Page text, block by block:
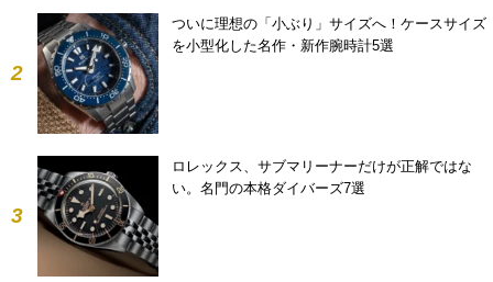
2
ついに理想の「小ぶり」サイズへ！ケースサイズ
を小型化した名作・新作腕時計5選
3
ロレックス、サブマリーナーだけが正解ではな
い。名門の本格ダイバーズ7選